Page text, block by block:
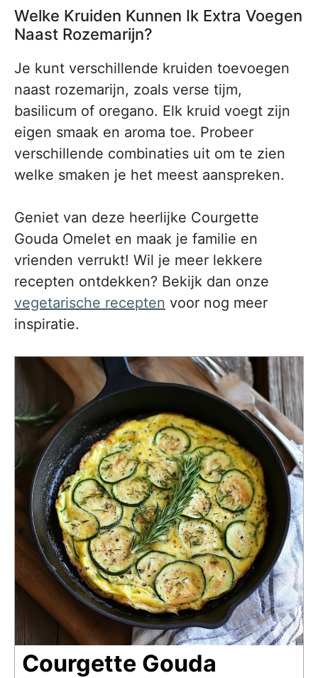
Welke Kruiden Kunnen Ik Extra Voegen
Naast Rozemarijn?
Je kunt verschillende kruiden toevoegen
naast rozemarijn, zoals verse tijm,
basilicum of oregano. Elk kruid voegt zijn
eigen smaak en aroma toe. Probeer
verschillende combinaties uit om te zien
welke smaken je het meest aanspreken.
Geniet van deze heerlijke Courgette
Gouda Omelet en maak je familie en
vrienden verrukt! Wil je meer lekkere
recepten ontdekken? Bekijk dan onze
vegetarische recepten voor nog meer
inspiratie.
Courgette Gouda